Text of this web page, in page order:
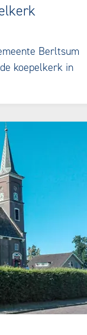
Berltsum
koepelkerk in